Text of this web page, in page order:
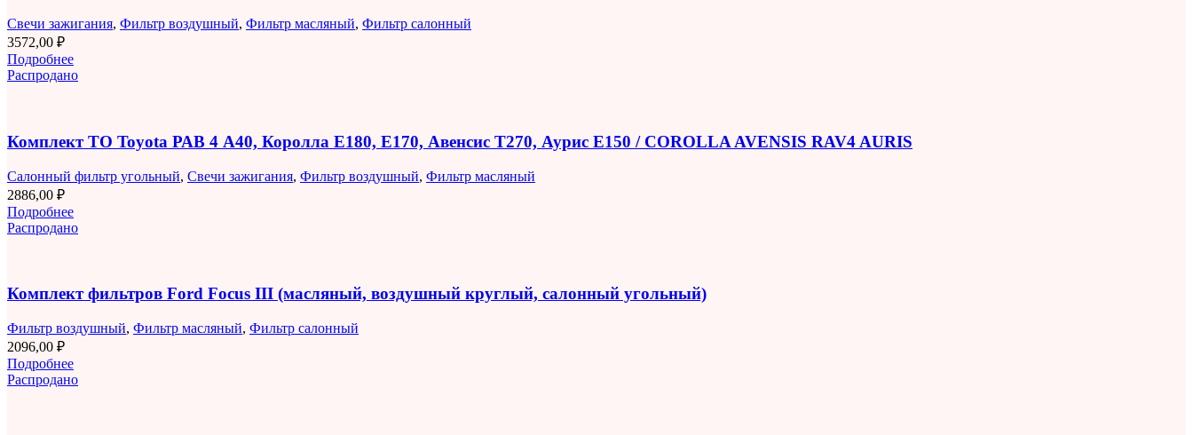
Свечи зажигания, Фильтр воздушный, Фильтр масляный, Фильтр салонный
3572,00 ₽
Подробнее
Распродано
Комплект ТО Toyota РАВ 4 A40, Королла E180, E170, Авенсис T270, Аурис E150 / COROLLA AVENSIS RAV4 AURIS
Салонный фильтр угольный, Свечи зажигания, Фильтр воздушный, Фильтр масляный
2886,00 ₽
Подробнее
Распродано
Комплект фильтров Ford Focus III (масляный, воздушный круглый, салонный угольный)
Фильтр воздушный, Фильтр масляный, Фильтр салонный
2096,00 ₽
Подробнее
Распродано